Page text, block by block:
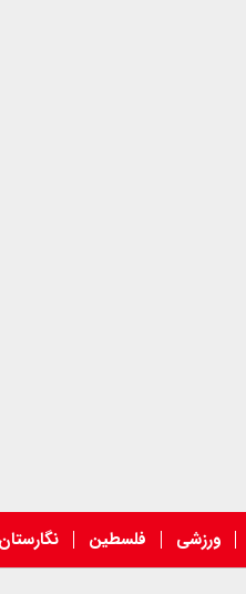
ورزشی فلسطین نگارستان